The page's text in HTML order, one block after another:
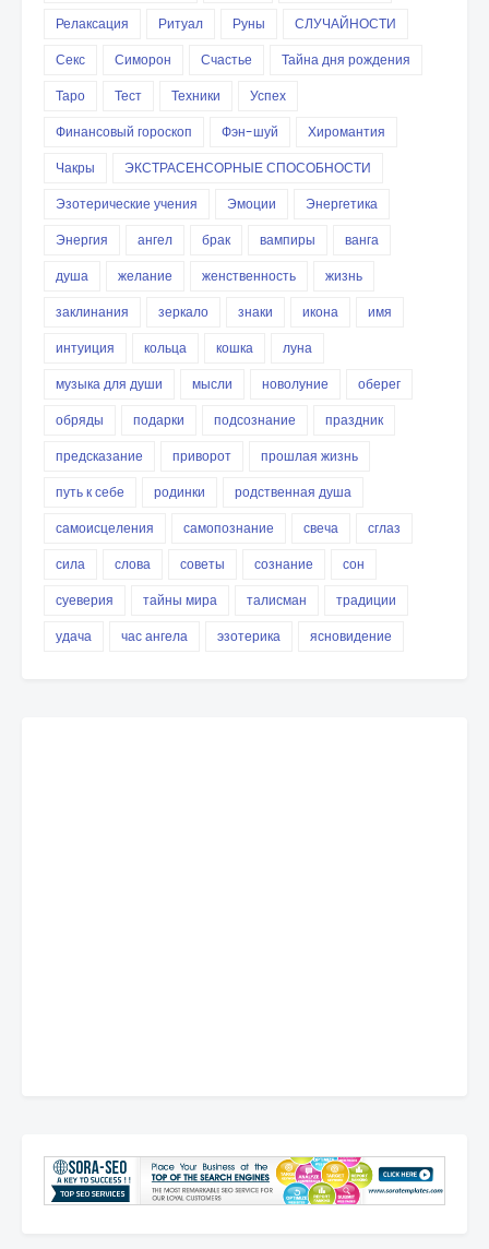
Релаксация
Ритуал Руны
СЛУЧАЙНОСТИ
Секс
Симорон Счастье
Тайна дня рождения
Таро
Тест Техники
Успех
Финансовый гороскоп
Фэн-шуй
Хиромантия
Чакры
ЭКСТРАСЕНСОРНЫЕ СПОСОБНОСТИ
Эзотерические учения
Эмоции
Энергетика
Энергия
ангел брак вампиры
ванга
душа
желание женственность
жизнь
заклинания
зеркало знаки икона
имя
интуиция
кольца кошка
луна
музыка для души
мысли новолуние
оберег
обряды
подарки подсознание
праздник
предсказание
приворот
прошлая жизнь
путь к себе
родинки
родственная душа
самоисцеления
самопознание свеча
сглаз
сила
слова советы сознание
сон
суеверия
тайны мира талисман
традиции
удача
час ангела эзотерика ясновидение